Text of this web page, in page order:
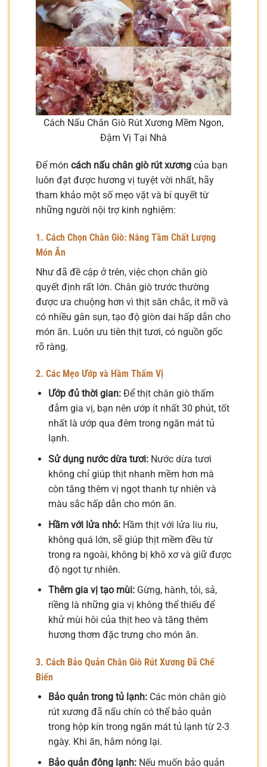
Cách Nấu Chân Giò Rút Xương Mềm Ngon,
Đậm Vị Tại Nhà
Để món cách nấu chân giò rút xương của bạn
luôn đạt được hương vị tuyệt vời nhất, hãy
tham khảo một số mẹo vặt và bí quyết từ
những người nội trợ kinh nghiệm:
1. Cách Chọn Chân Giò: Nâng Tầm Chất Lượng
Món Ăn
Như đã đề cập ở trên, việc chọn chân giò
quyết định rất lớn. Chân giò trước thường
được ưa chuộng hơn vì thịt săn chắc, ít mỡ và
có nhiều gân sụn, tạo độ giòn dai hấp dẫn cho
món ăn. Luôn ưu tiên thịt tươi, có nguồn gốc
rõ ràng.
2. Các Mẹo Ướp và Hầm Thấm Vị
Ướp đủ thời gian:Để thịt chân giò thấm
đẫm gia vị, bạn nên ướp ít nhất 30 phút, tốt
nhất là ướp qua đêm trong ngăn mát tủ
lạnh.
Sử dụng nước dừa tươi:Nước dừa tươi
không chỉ giúp thịt nhanh mềm hơn mà
còn tăng thêm vị ngọt thanh tự nhiên và
màu sắc hấp dẫn cho món ăn.
Hầm với lửa nhỏ:Hầm thịt với lửa liu riu,
không quá lớn, sẽ giúp thịt mềm đều từ
trong ra ngoài, không bị khô xơ và giữ được
độ ngọt tự nhiên.
Thêm gia vị tạo mùi:Gừng, hành, tỏi, sả,
riềng là những gia vị không thể thiếu để
khử mùi hôi của thịt heo và tăng thêm
hương thơm đặc trưng cho món ăn.
3. Cách Bảo Quản Chân Giò Rút Xương Đã Chế
Biến
Bảo quản trong tủ lạnh:Các món chân giò
rút xương đã nấu chín có thể bảo quản
trong hộp kín trong ngăn mát tủ lạnh từ 2-3
ngày. Khi ăn, hâm nóng lại.
Bảo quản đông lạnh:Nếu muốn bảo quản